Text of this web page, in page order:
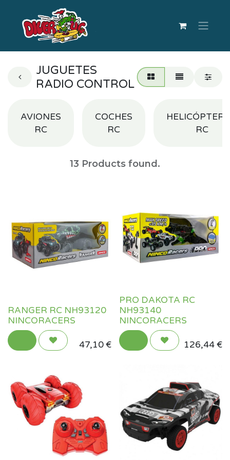
JUGUETES
RADIO CONTROL
AVIONES
RC
COCHES
RC
RC
13 Products found.
RANGER RC NH93120
NINCORACERS
47,10€
PRO DAKOTA RC
NH93140
NINCORACERS
126,44€